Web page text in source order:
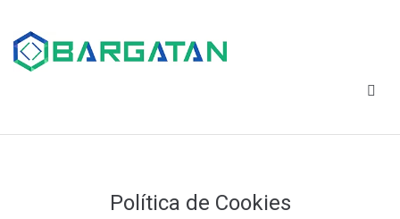
Política de Cookies